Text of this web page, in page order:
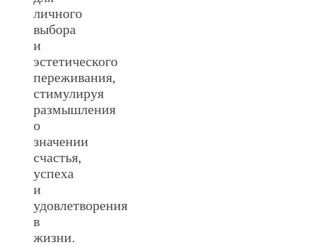
личного
выбора
и
эстетического
переживания,
стимулируя
размышления
о
значении
счастья,
успеха
и
удовлетворения
в
жизни.